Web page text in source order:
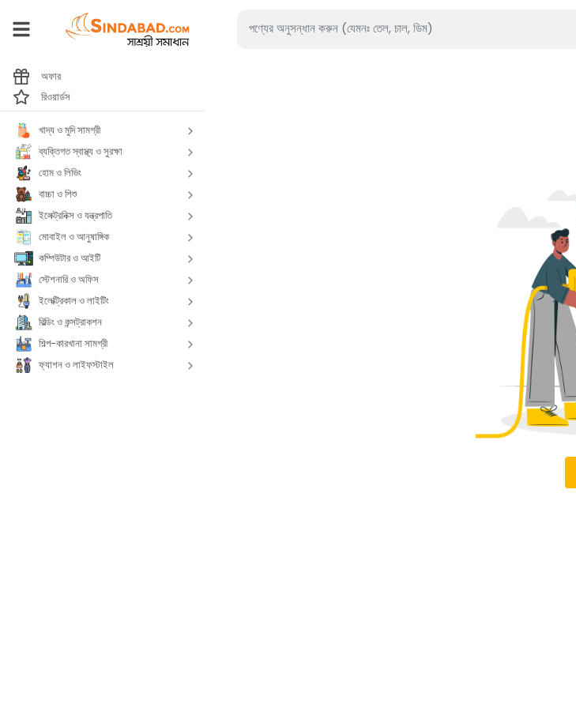
অফার
রিওয়ার্ডস
খাদ্য ও মুদি সামগ্রী
ব্যক্তিগত স্বাস্থ্য ও সুরক্ষা
হোম ও লিভিং
বাচ্চা ও শিশু
ইলেক্ট্রনিক্স ও যন্ত্রপাতি
মোবাইল ও আনুষাঙ্গিক
কম্পিউটার ও আইটি
স্টেশনারি ও অফিস
ইলেক্ট্রিকাল ও লাইটিং
বিল্ডিং ও কন্সট্রাকশন
শিল্প-কারখানা সামগ্রী
ফ্যাশন ও লাইফস্টাইল